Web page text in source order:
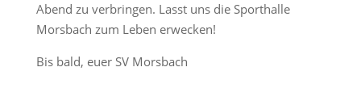
Abend zu verbringen. Lasst uns die Sporthalle
Morsbach zum Leben erwecken!
Bis bald, euer SV Morsbach